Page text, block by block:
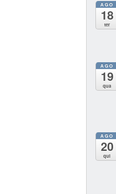
AGO
18
ter
AGO
19
qua
AGO
20
qui